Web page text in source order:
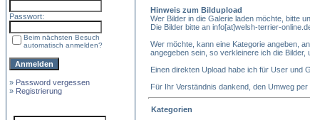
Passwort:
Beim nächsten Besuch
automatisch anmelden?
» Password vergessen
» Registrierung
Hinweis zum Bildupload
Wer Bilder in die Galerie laden möchte, bitte
Die Bilder bitte an info[at]welsh-terrier-
Wer möchte, kann eine Kategorie angeben,
angegeben sein, so verkleinere ich die
Einen direkten Upload habe ich für User und
Für Ihr Verständnis dankend, den Umweg per
Kategorien